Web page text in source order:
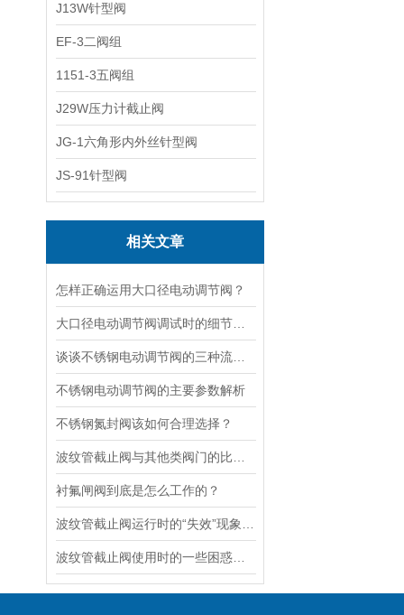
J13W针型阀
EF-3二阀组
1151-3五阀组
J29W压力计截止阀
JG-1六角形内外丝针型阀
JS-91针型阀
相关文章
怎样正确运用大口径电动调节阀？
不锈钢电动调节阀的主要参数解析
不锈钢氮封阀该如何合理选择？
衬氟闸阀到底是怎么工作的？